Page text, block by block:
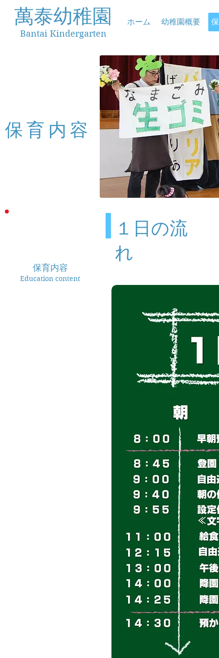
萬泰幼稚園
Bantai Kindergarten
ホーム 幼稚園概要
保育内容
保育内容
Education content
１日の流
れ